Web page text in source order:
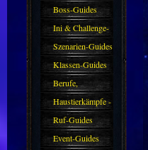
Guides
Boss-Guides
Ini & Challenge-
Guides
Szenarien-Guides
Klassen-Guides
Berufe,
Farmkarten und
Haustiere
Haustierkämpfe -
Guide
Ruf-Guides
Event-Guides